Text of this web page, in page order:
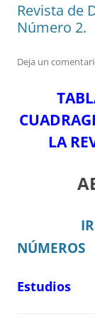
Revista de
Número 2.
Deja un
LA
NÚMEROS
Estudios